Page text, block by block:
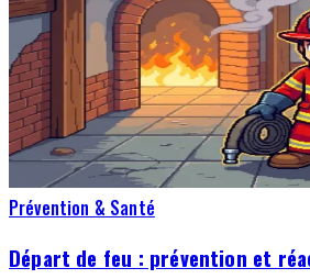
Prévention & Santé
Départ de feu : prévention et